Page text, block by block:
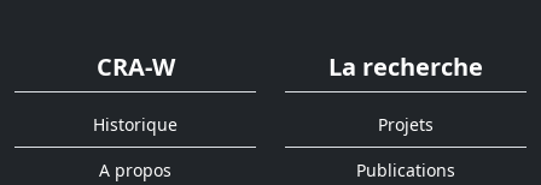
CRA-W
Historique
A propos
La recherche
Projets
Publications